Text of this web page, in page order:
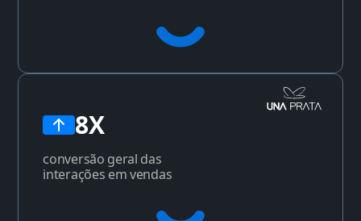
8X
conversão geral das
interações em vendas